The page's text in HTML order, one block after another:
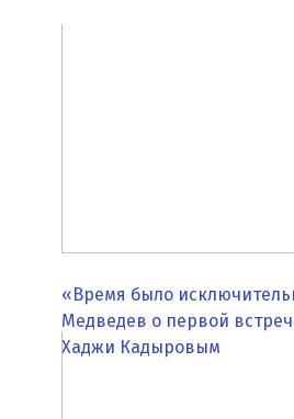
«Время было
Медведев о первой
Хаджи Кадыровым